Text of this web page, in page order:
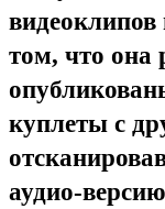
том, что она
куплеты с
аудио-